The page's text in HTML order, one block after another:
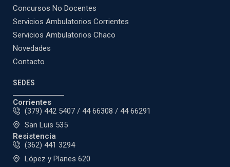
Concursos No Docentes
Servicios Ambulatorios Corrientes
Servicios Ambulatorios Chaco
Novedades
Contacto
SEDES
Corrientes
(379) 442 5407 / 44 66308 / 44 66291
San Luis 535
Resistencia
(362) 441 3294
López y Planes 620